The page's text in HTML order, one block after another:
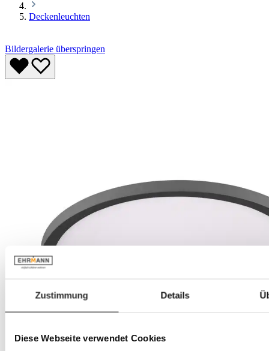
Zustimmung Details
Diese Webseite verwendet Cookies
Deckenleuchten
Bildergalerie überspringen